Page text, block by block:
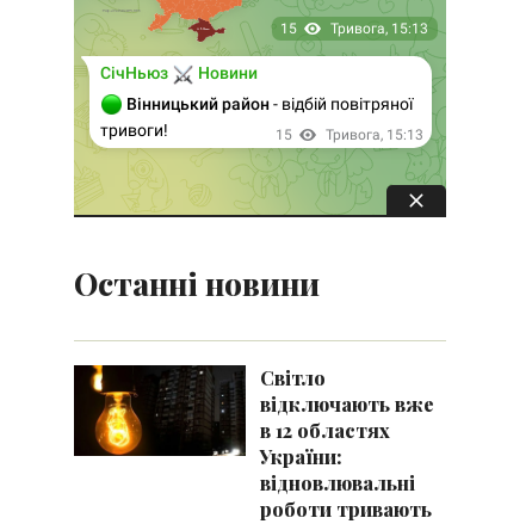
Останні новини
Світло
відключають вже
в 12 областях
України:
відновлювальні
роботи тривають